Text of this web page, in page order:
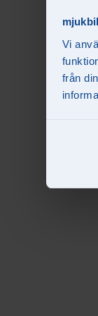
Vi
från